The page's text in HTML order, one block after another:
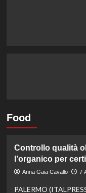
Food
Controllo qualità
l’organico per
Anna Gaia Cavallo 7
PALERMO